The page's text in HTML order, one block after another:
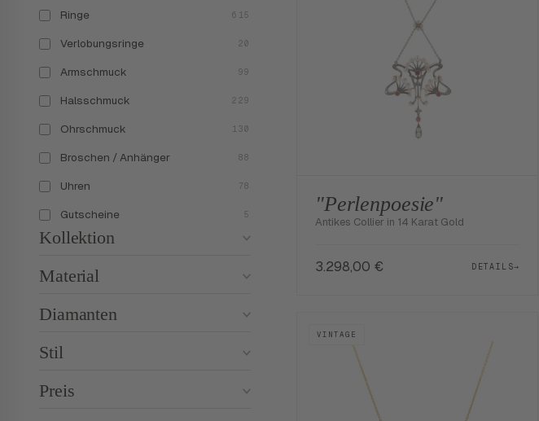
Ringe 615
Verlobungsringe 20
Armschmuck 99
Halsschmuck 229
Ohrschmuck 130
Broschen / Anhänger 88
Uhren 78
Gutscheine 5
Kollektion
Material
Diamanten
Stil
Preis
"Perlenpoesie"
Antikes Collier in 14 Karat Gold
3.298,00 € DETAILS→
VINTAGE